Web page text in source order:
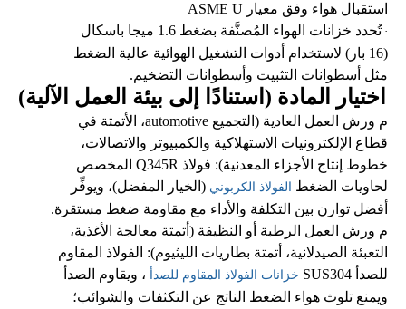
استقبال هواء وفق معيار ASME U
·
تُحدد خزانات الهواء المُصنَّفة بضغط 1.6 ميجا باسكال
(16 بار) لاستخدام أدوات التشغيل الهوائية عالية الضغط
مثل أسطوانات التثبيت وأسطوانات التضخيم.
اختيار المادة (استنادًا إلى بيئة العمل الآلية)
م
ورش العمل العادية (التجميع automotive، الأتمتة في
قطاع الإلكترونيات الاستهلاكية والكمبيوتر والاتصالات،
خطوط إنتاج الأجزاء المعدنية): فولاذ Q345R المخصص
لحاويات الضغط
الفولاذ الكربوني (الخيار المفضل)، ويوفِّر
أفضل توازن بين التكلفة والأداء مع مقاومة ضغط مستقرة.
م ورش العمل الرطبة أو النظيفة (أتمتة معالجة الأغذية،
التعبئة الصيدلانية، أتمتة بطاريات الليثيوم): الفولاذ المقاوم
للصدأ SUS304
خزانات الفولاذ المقاوم للصدأ ، ويقاوم الصدأ
ويمنع تلوث هواء الضغط الناتج عن التكثفات والشوائب؛